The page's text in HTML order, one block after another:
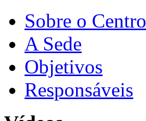
Sobre o Centro
A Sede
Objetivos
Responsáveis